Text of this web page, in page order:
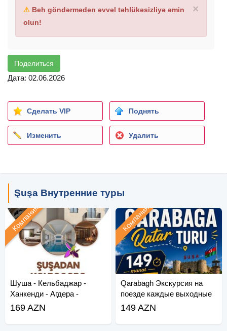
×
⚠ Beh göndərmədən əvvəl təhlükəsizliyə əmin
olun!
Поделиться
Дата: 02.06.2026
Сделать VIP Поднять
Изменить Удалить
Şuşa Внутренние туры
Шуша - Кельбаджар -
Ханкенди - Агдера -
Суговушан - Агдам - Хо
Компания
169 AZN
Qarabagh Экскурсия на
поезде каждые выходные
(май-июнь)
Компания
149 AZN